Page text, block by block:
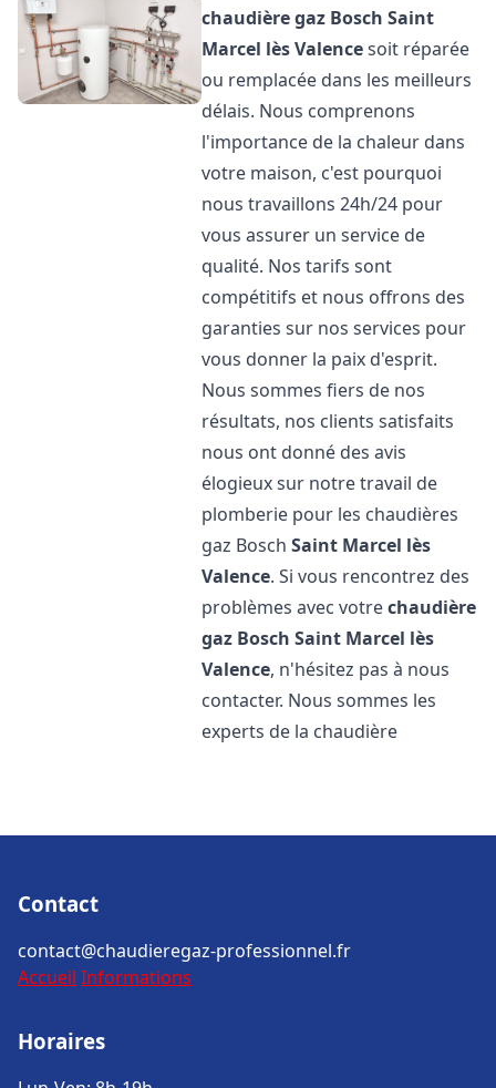
chaudière gaz Bosch Saint
Marcel lès Valencesoit réparée
ou remplacée dans les meilleurs
délais. Nous comprenons
l'importance de la chaleur dans
votre maison, c'est pourquoi
nous travaillons 24h/24 pour
vous assurer un service de
qualité. Nos tarifs sont
compétitifs et nous offrons des
garanties sur nos services pour
vous donner la paix d'esprit.
Nous sommes fiers de nos
résultats, nos clients satisfaits
nous ont donné des avis
élogieux sur notre travail de
plomberie pour les chaudières
gaz BoschSaint Marcel lès
Valence. Si vous rencontrez des
problèmes avec votrechaudière
gaz Bosch Saint Marcel lès
Valence, n'hésitez pas à nous
contacter. Nous sommes les
experts de la chaudière
Contact
contact@chaudieregaz-professionnel.fr
Accueil Informations
Horaires